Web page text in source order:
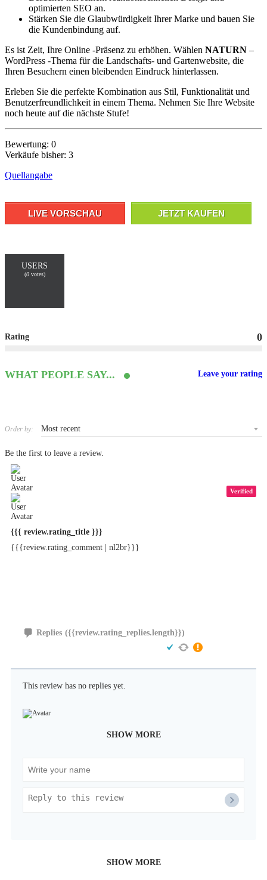
optimierten SEO an.
Stärken Sie die Glaubwürdigkeit Ihrer Marke und bauen Sie
die Kundenbindung auf.
Es ist Zeit, Ihre Online -Präsenz zu erhöhen. Wählen NATURN –
WordPress -Thema für die Landschafts- und Gartenwebsite, die
Ihren Besuchern einen bleibenden Eindruck hinterlassen.
Erleben Sie die perfekte Kombination aus Stil, Funktionalität und
Benutzerfreundlichkeit in einem Thema. Nehmen Sie Ihre Website
noch heute auf die nächste Stufe!
Bewertung: 0
Verkäufe bisher: 3
Quellangabe
LIVE VORSCHAU JETZT KAUFEN
USERS
(0votes)
Rating 0
WHAT PEOPLE SAY... Leave your rating
Order by:
Be the first to leave a review.
Verified
{{{ review.rating_title }}}
{{{review.rating_comment | nl2br}}}
Replies ({{review.rating_replies.length}})
This review has no replies yet.
SHOW MORE
SHOW MORE